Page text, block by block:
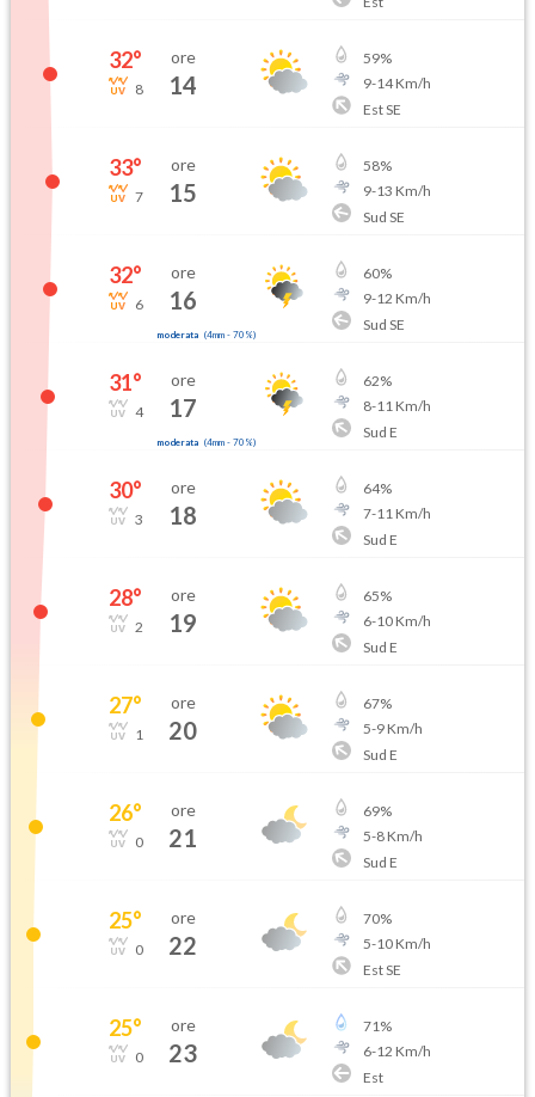
32°
8
ore
14
59%
9-14Km/h
Est SE
33°
7
ore
15
58%
9-13 Km/h
Sud SE
32°
6
ore
16
moderata (4mm- 70 %)
60%
9-12 Km/h
Sud SE
31°
4
ore
17
moderata (4mm- 70 %)
62%
8-11Km/h
Sud E
30°
3
ore
18
64%
7-11Km/h
Sud E
28°
2
ore
19
65%
6-10Km/h
Sud E
27°
1
ore
20
67%
5-9Km/h
Sud E
26°
0
ore
21
69%
5-8Km/h
Sud E
25°
0
ore
22
70%
5-10Km/h
Est SE
25°
0
ore
23
71%
6-12 Km/h
Est